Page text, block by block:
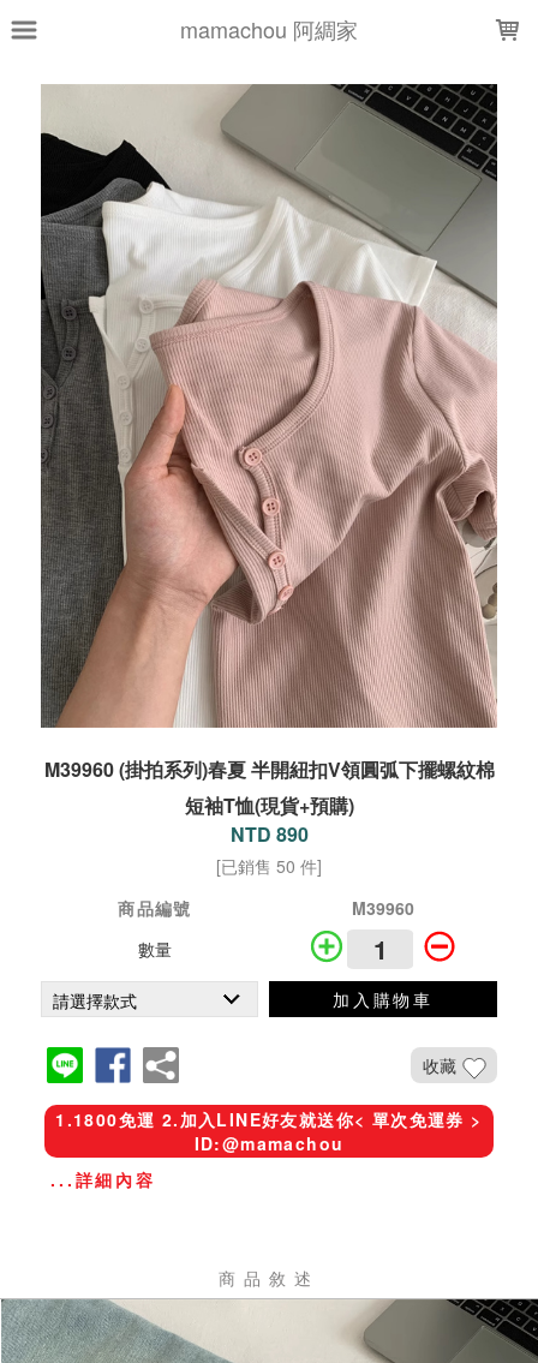
mamachou 阿綢家
M39960 (掛拍系列)春夏 半開紐扣V領圓弧下擺螺紋棉
短袖T恤(現貨+預購)
NTD 890
[已銷售 50 件]
商品編號
M39960
數量
加入購物車
收藏
1.1800免運 2.加入LINE好友就送你< 單次免運券 >
ID:@mamachou
...詳細內容
商品敘述